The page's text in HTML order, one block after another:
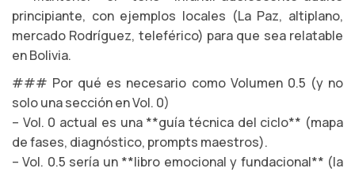
principiante, con ejemplos locales (La Paz, altiplano,
mercado Rodríguez, teleférico) para que sea relatable
en Bolivia.
### Por qué es necesario como Volumen 0.5 (y no
solo una sección en Vol. 0)
– Vol. 0 actual es una **guía técnica del ciclo** (mapa
de fases, diagnóstico, prompts maestros).
– Vol. 0.5 sería un **libro emocional y fundacional** (la